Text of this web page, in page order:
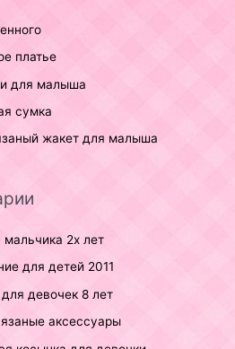
платье
для малыша
сумка
жакет для малыша
мальчика 2х лет
для детей 2011
девочек 8 лет
аксессуары